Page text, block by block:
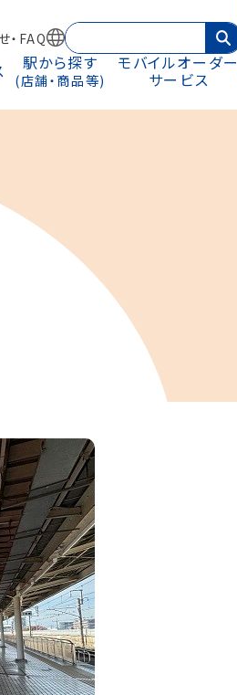
・FAQ
駅から探す
(店舗・商品等)
モバイルオーダー
サービス
などを取り揃えたサイトです。
ケット
サイトです。
払
イ